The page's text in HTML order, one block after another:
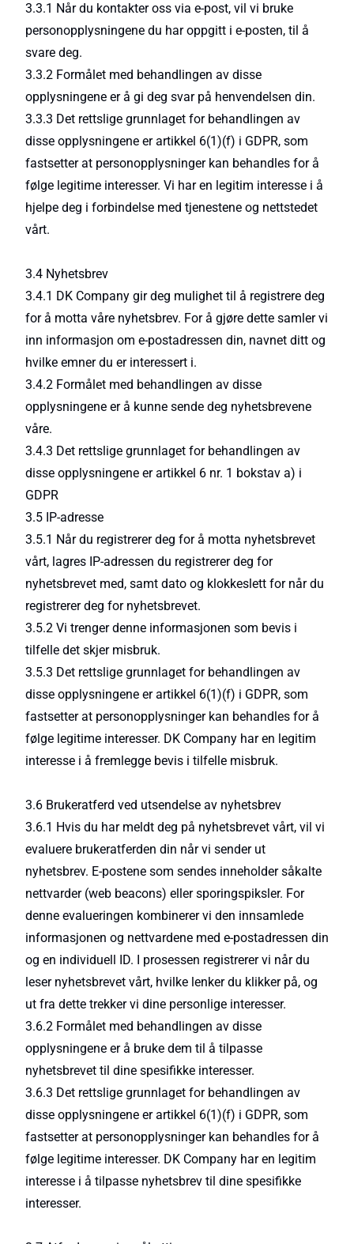
3.3.1 Når du kontakter oss via e-post, vil vi bruke
personopplysningene du har oppgitt i e-posten, til å
svare deg.
3.3.2 Formålet med behandlingen av disse
opplysningene er å gi deg svar på henvendelsen din.
3.3.3 Det rettslige grunnlaget for behandlingen av
disse opplysningene er artikkel 6(1)(f) i GDPR, som
fastsetter at personopplysninger kan behandles for å
følge legitime interesser. Vi har en legitim interesse i å
hjelpe deg i forbindelse med tjenestene og nettstedet
vårt.
3.4 Nyhetsbrev
3.4.1 DK Company gir deg mulighet til å registrere deg
for å motta våre nyhetsbrev. For å gjøre dette samler vi
inn informasjon om e-postadressen din, navnet ditt og
hvilke emner du er interessert i.
3.4.2 Formålet med behandlingen av disse
opplysningene er å kunne sende deg nyhetsbrevene
våre.
3.4.3 Det rettslige grunnlaget for behandlingen av
disse opplysningene er artikkel 6 nr. 1 bokstav a) i
GDPR
3.5 IP-adresse
3.5.1 Når du registrerer deg for å motta nyhetsbrevet
vårt, lagres IP-adressen du registrerer deg for
nyhetsbrevet med, samt dato og klokkeslett for når du
registrerer deg for nyhetsbrevet.
3.5.2 Vi trenger denne informasjonen som bevis i
tilfelle det skjer misbruk.
3.5.3 Det rettslige grunnlaget for behandlingen av
disse opplysningene er artikkel 6(1)(f) i GDPR, som
fastsetter at personopplysninger kan behandles for å
følge legitime interesser. DK Company har en legitim
interesse i å fremlegge bevis i tilfelle misbruk.
3.6 Brukeratferd ved utsendelse av nyhetsbrev
3.6.1 Hvis du har meldt deg på nyhetsbrevet vårt, vil vi
evaluere brukeratferden din når vi sender ut
nyhetsbrev. E-postene som sendes inneholder såkalte
nettvarder (web beacons) eller sporingspiksler. For
denne evalueringen kombinerer vi den innsamlede
informasjonen og nettvardene med e-postadressen din
og en individuell ID. I prosessen registrerer vi når du
leser nyhetsbrevet vårt, hvilke lenker du klikker på, og
ut fra dette trekker vi dine personlige interesser.
3.6.2 Formålet med behandlingen av disse
opplysningene er å bruke dem til å tilpasse
nyhetsbrevet til dine spesifikke interesser.
3.6.3 Det rettslige grunnlaget for behandlingen av
disse opplysningene er artikkel 6(1)(f) i GDPR, som
fastsetter at personopplysninger kan behandles for å
følge legitime interesser. DK Company har en legitim
interesse i å tilpasse nyhetsbrev til dine spesifikke
interesser.